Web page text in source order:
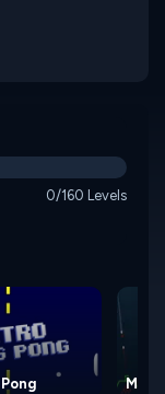
0/160 Levels